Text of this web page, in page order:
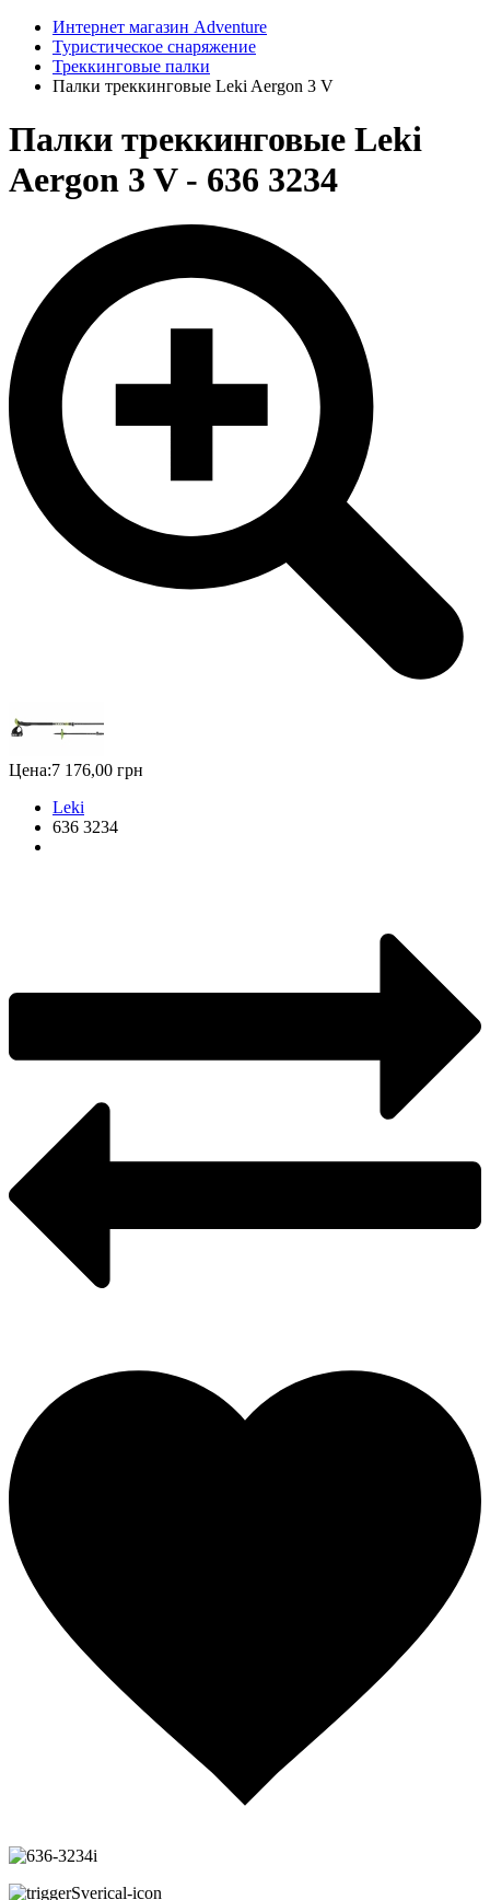
Интернет магазин Adventure
Туристическое снаряжение
Треккинговые палки
Палки треккинговые Leki Aergon 3 V
Палки треккинговые Leki
Aergon 3 V - 636 3234
Цена:7 176,00 грн
Leki
636 3234